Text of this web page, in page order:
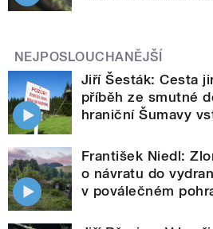
NEJPOSLOUCHANĚJŠÍ
Jiří Šesták: Cesta
příběh ze smutné
hraniční Šumavy
František Niedl:
o návratu do
v poválečném